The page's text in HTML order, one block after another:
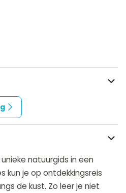
natuurgids in een
kun je op ontdekkingsreis
de kust. Zo leer je niet